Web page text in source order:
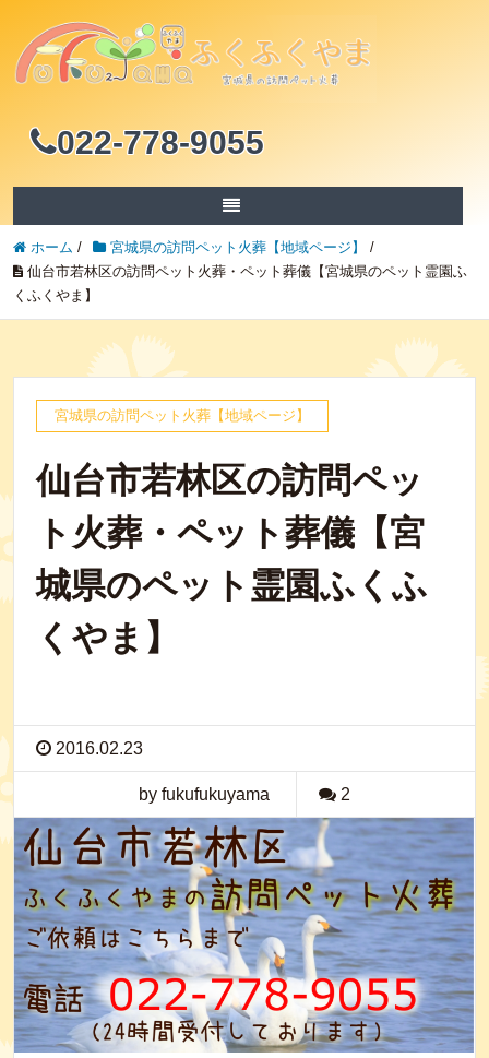
022-778-9055
ホーム / 宮城県の訪問ペット火葬【地域ページ】
/
仙台市若林区の訪問ペット火葬・ペット葬儀【宮城県のペット霊園ふ
くふくやま】
宮城県の訪問ペット火葬【地域ページ】
仙台市若林区の訪問ペッ
ト火葬・ペット葬儀【宮
城県のペット霊園ふくふ
くやま】
2016.02.23
by fukufukuyama 2